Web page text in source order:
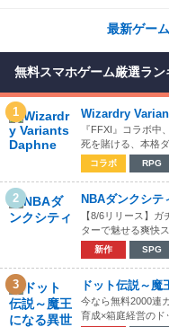
最新ゲー
無料スマホゲーム厳選ラン
1 Wizardry
『FFXI』コラボ中
死を賭ける、本格
コラボ RPG
2 NBAダンクシテ
【8/6リリース】
ターで魅せる爽快
新作 SPG
3 ドット伝説～魔
今なら無料2000連
育成×箱庭経営のド